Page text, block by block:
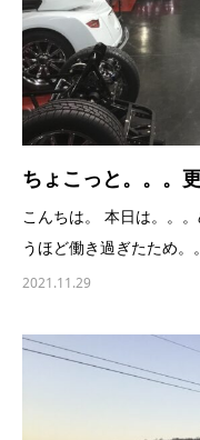
ちょこっと。。。
こんちは。 本日は。。
うほど働き過ぎたため
2021.11.29